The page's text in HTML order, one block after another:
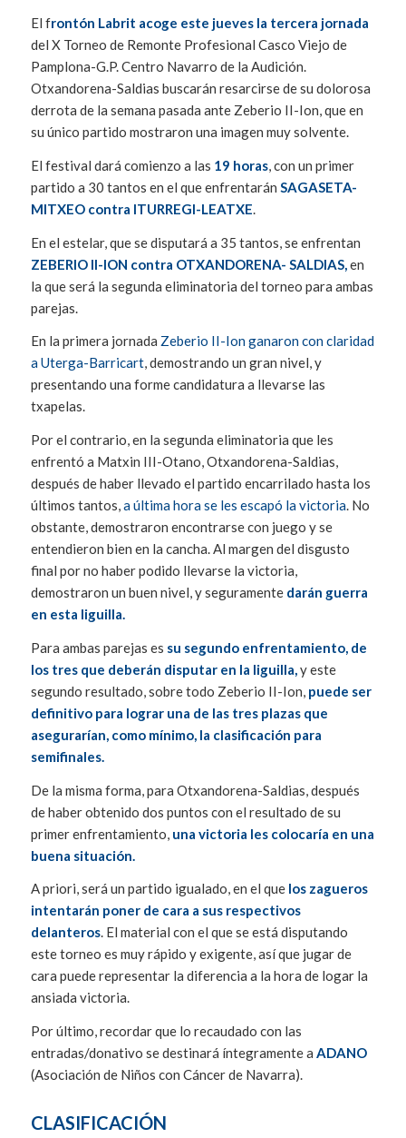
El frontón Labrit acoge este jueves la tercera jornada
del X Torneo de Remonte Profesional Casco Viejo de
Pamplona-G.P. Centro Navarro de la Audición.
Otxandorena-Saldias buscarán resarcirse de su dolorosa
derrota de la semana pasada ante Zeberio II-Ion, que en
su único partido mostraron una imagen muy solvente.
El festival dará comienzo a las 19 horas, con un primer
partido a 30 tantos en el que enfrentarán SAGASETA-
MITXEO contra ITURREGI-LEATXE.
En el estelar, que se disputará a 35 tantos, se enfrentan
ZEBERIO II-ION contra OTXANDORENA- SALDIAS,en
la que será la segunda eliminatoria del torneo para ambas
parejas.
En la primera jornada Zeberio II-Ion ganaron con claridad
a Uterga-Barricart, demostrando un gran nivel, y
presentando una forme candidatura a llevarse las
txapelas.
Por el contrario, en la segunda eliminatoria que les
enfrentó a Matxin III-Otano, Otxandorena-Saldias,
después de haber llevado el partido encarrilado hasta los
últimos tantos,a última hora se les escapó la victoria. No
obstante, demostraron encontrarse con juego y se
entendieron bien en la cancha. Al margen del disgusto
final por no haber podido llevarse la victoria,
demostraron un buen nivel, y seguramente darán guerra
en esta liguilla.
Para ambas parejas es su segundo enfrentamiento, de
los tres que deberán disputar en la liguilla,y este
segundo resultado, sobre todo Zeberio II-Ion, puede ser
definitivo para lograr una de las tres plazas que
asegurarían, como mínimo, la clasificación para
semifinales.
De la misma forma, para Otxandorena-Saldias, después
de haber obtenido dos puntos con el resultado de su
primer enfrentamiento, una victoria les colocaría en una
buena situación.
A priori, será un partido igualado, en el quelos zagueros
intentarán poner de cara a sus respectivos
delanteros. El material con el que se está disputando
este torneo es muy rápido y exigente, así que jugar de
cara puede representar la diferencia a la hora de logar la
ansiada victoria.
Por último, recordar que lo recaudado con las
entradas/donativo se destinará íntegramente a ADANO
(Asociación de Niños con Cáncer de Navarra).
CLASIFICACIÓN